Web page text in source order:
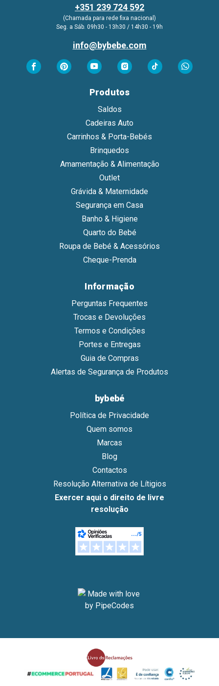
+351 239 724 592
(Chamada para rede fixa nacional)
Seg. a Sáb. 09h30 - 13h30 / 14h30 - 19h
info@bybebe.com
Produtos
Saldos
Cadeiras Auto
Carrinhos & Porta-Bebés
Brinquedos
Amamentação & Alimentação
Outlet
Grávida & Maternidade
Segurança em Casa
Banho & Higiene
Quarto do Bebé
Roupa de Bebé & Acessórios
Cheque-Prenda
Informação
Perguntas Frequentes
Trocas e Devoluções
Termos e Condições
Portes e Entregas
Guia de Compras
Alertas de Segurança de Produtos
bybebé
Política de Privacidade
Quem somos
Marcas
Blog
Contactos
Resolução Alternativa de Lítigios
Exercer aqui o direito de livre
resolução